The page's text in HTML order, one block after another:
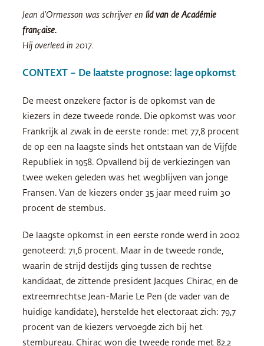
Jean d’Ormesson was schrijver en lid van de Académie
française.
Hij overleed in 2017.
CONTEXT – De laatste prognose: lage opkomst
De meest onzekere factor is de opkomst van de
kiezers in deze tweede ronde. Die opkomst was voor
Frankrijk al zwak in de eerste ronde: met 77,8 procent
de op een na laagste sinds het ontstaan van de Vijfde
Republiek in 1958. Opvallend bij de verkiezingen van
twee weken geleden was het wegblijven van jonge
Fransen. Van de kiezers onder 35 jaar meed ruim 30
procent de stembus.
De laagste opkomst in een eerste ronde werd in 2002
genoteerd: 71,6 procent. Maar in de tweede ronde,
waarin de strijd destijds ging tussen de rechtse
kandidaat, de zittende president Jacques Chirac, en de
extreemrechtse Jean-Marie Le Pen (de vader van de
huidige kandidate), herstelde het electoraat zich: 79,7
procent van de kiezers vervoegde zich bij het
stembureau. Chirac won die tweede ronde met 82,2